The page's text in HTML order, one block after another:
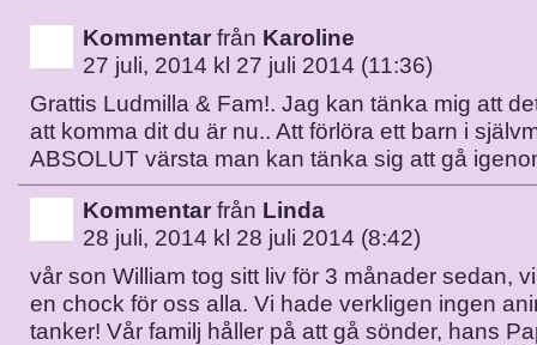
Kommentar från Karoline
27 juli, 2014 kl 27 juli 2014 (11:36)
Grattis Ludmilla & Fam!. Jag kan tänka mig att
att komma dit du är nu.. Att förlöra ett barn i
ABSOLUT värsta man kan tänka sig att gå
Kommentar från Linda
28 juli, 2014 kl 28 juli 2014 (8:42)
vår son William tog sitt liv för 3 månader sedan,
en chock för oss alla. Vi hade verkligen ingen
tanker! Vår familj håller på att gå sönder, hans